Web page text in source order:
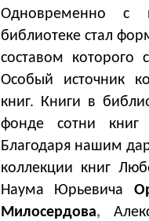
Одновременно с
библиотеке стал
составом которого
Особый источник
книг. Книги в
фонде сотни книг
Благодаря нашим
коллекции книг
Наума Юрьевича
Милосердова,